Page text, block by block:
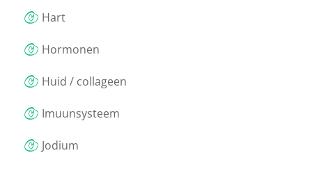
Hart
Hormonen
Huid / collageen
Imuunsysteem
Jodium